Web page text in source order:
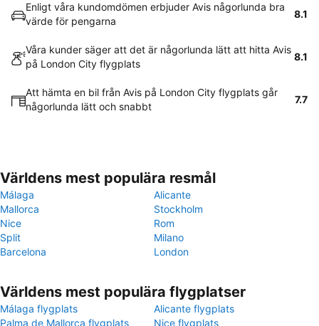
Enligt våra kundomdömen erbjuder Avis någorlunda bra
värde för pengarna
8.1
Våra kunder säger att det är någorlunda lätt att hitta Avis
på London City flygplats
8.1
Att hämta en bil från Avis på London City flygplats går
någorlunda lätt och snabbt
7.7
Världens mest populära resmål
Málaga
Alicante
Mallorca
Stockholm
Nice
Rom
Split
Milano
Barcelona
London
Världens mest populära flygplatser
Málaga flygplats
Alicante flygplats
Palma de Mallorca flygplats
Nice flygplats